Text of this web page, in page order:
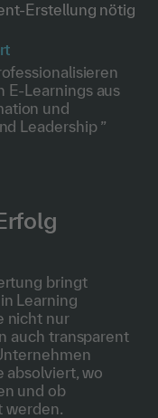
Erstellung nötig
E-Learnings aus
und
Leadership ”
bringt
Learning
nicht nur
auch transparent
absolviert, wo
und ob
werden.